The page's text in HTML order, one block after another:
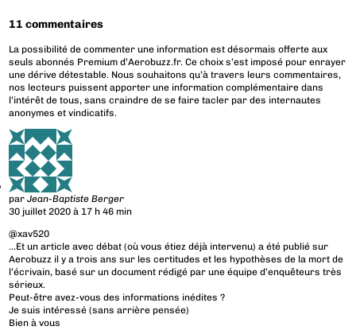
11 commentaires
La possibilité de commenter une information est désormais offerte aux
seuls abonnés Premium d’Aerobuzz.fr. Ce choix s’est imposé pour enrayer
une dérive détestable. Nous souhaitons qu’à travers leurs commentaires,
nos lecteurs puissent apporter une information complémentaire dans
l’intérêt de tous, sans craindre de se faire tacler par des internautes
anonymes et vindicatifs.
parJean-Baptiste Berger
30 juillet 2020 à 17 h 46 min
@xav520
…Et un article avec débat (où vous étiez déjà intervenu) a été publié sur
Aerobuzz il y a trois ans sur les certitudes et les hypothèses de la mort de
l’écrivain, basé sur un document rédigé par une équipe d’enquêteurs très
sérieux.
Peut-être avez-vous des informations inédites ?
Je suis intéressé (sans arrière pensée)
Bien à vous